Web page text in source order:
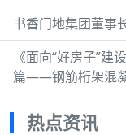
书香门地集团董事
《面向“好房子”
篇——钢筋桁架混
热点资讯